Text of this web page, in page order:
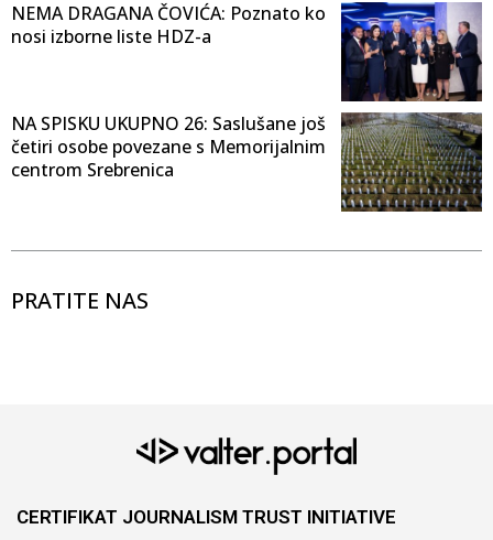
NEMA DRAGANA ČOVIĆA: Poznato ko
nosi izborne liste HDZ-a
NA SPISKU UKUPNO 26: Saslušane još
četiri osobe povezane s Memorijalnim
centrom Srebrenica
PRATITE NAS
CERTIFIKAT JOURNALISM TRUST INITIATIVE